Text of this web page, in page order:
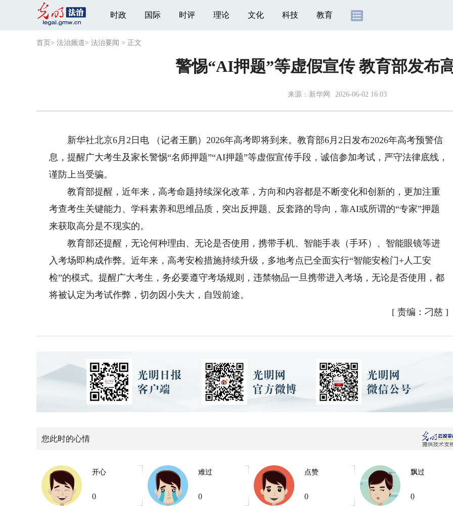
时政 国际 时评 理论 文化 科技 教育
首页 > 法治频道> 法治要闻 > 正文
警惕“AI押题”等虚假宣传 教育部发布
来源： 新华网 2026-06-02 16:03
新华社北京6月2日电 （记者王鹏）2026年高考即将到来。教育部6月2日发布2026年高考预警信
息，提醒广大考生及家长警惕“名师押题”“AI押题”等虚假宣传手段，诚信参加考试，严守法律底线，
谨防上当受骗。
教育部提醒，近年来，高考命题持续深化改革，方向和内容都是不断变化和创新的，更加注重
考查考生关键能力、学科素养和思维品质，突出反押题、反套路的导向，靠AI或所谓的“专家”押题
来获取高分是不现实的。
教育部还提醒，无论何种理由、无论是否使用，携带手机、智能手表（手环）、智能眼镜等进
入考场即构成作弊。近年来，高考安检措施持续升级，多地考点已全面实行“智能安检门+人工安
检”的模式。提醒广大考生，务必要遵守考场规则，违禁物品一旦携带进入考场，无论是否使用，都
将被认定为考试作弊，切勿因小失大，自毁前途。
[ 责编：刁慈 ]
您此时的心情
开心
0
难过
0
点赞
0
飘过
0